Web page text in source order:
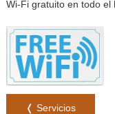
Wi-Fi gratuito en todo el
❬ Servicios